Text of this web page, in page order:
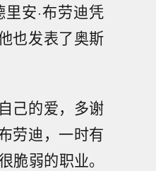
安·布劳迪凭
也发表了奥斯
己的爱，多谢
劳迪，一时有
弱的职业。